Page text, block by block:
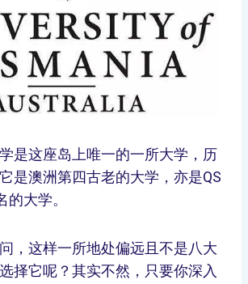
是这座岛上唯一的一所大学，历
是澳洲第四古老的大学，亦是QS
大学。
，这样一所地处偏远且不是八大
择它呢？其实不然，只要你深入